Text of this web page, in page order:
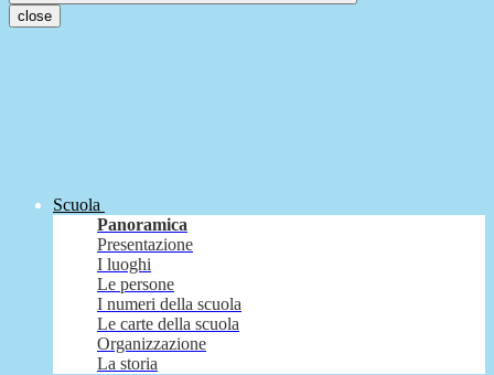
close
Scuola
Panoramica
Presentazione
I luoghi
Le persone
I numeri della scuola
Le carte della scuola
Organizzazione
La storia